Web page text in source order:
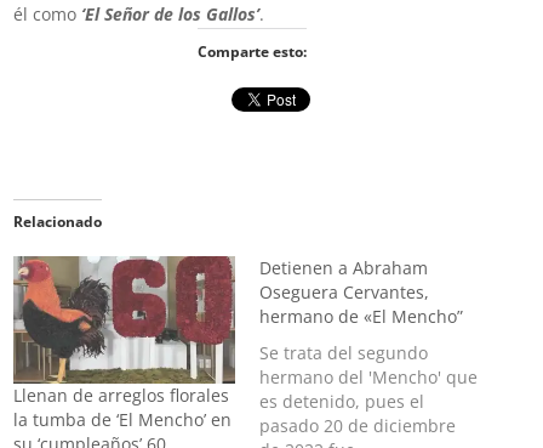
él como ‘El Señor de los Gallos’.
Comparte esto:
Relacionado
Llenan de arreglos florales
la tumba de ‘El Mencho’ en
Detienen a Abraham
Oseguera Cervantes,
hermano de «El Mencho”
Se trata del segundo
hermano del 'Mencho' que
es detenido, pues el
pasado 20 de diciembre